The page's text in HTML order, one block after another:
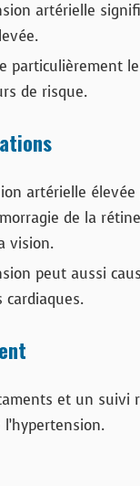
artérielle
particulièrement
de risque.
artérielle
de la
vision.
peut aussi
cardiaques.
et un suivi